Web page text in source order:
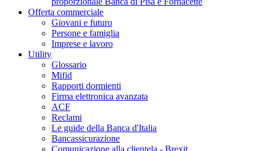
Offerta commerciale
Giovani e futuro
Persone e famiglia
Imprese e lavoro
Utility
Glossario
Mifid
Rapporti dormienti
Firma elettronica avanzata
ACF
Reclami
Le guide della Banca d'Italia
Bancassicurazione
Comunicazione alla clientela - Brexit